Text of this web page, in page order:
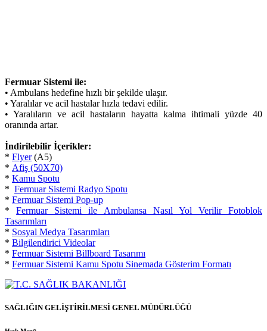
Fermuar Sistemi ile:
• Ambulans hedefine hızlı bir şekilde ulaşır.
• Yaralılar ve acil hastalar hızla tedavi edilir.
• Yaralıların ve acil hastaların hayatta kalma ihtimali yüzde 40
oranında artar.
İndirilebilir İçerikler:
* Flyer(A5)
* Afiş (50X70)
* Kamu Spotu
* Fermuar Sistemi Radyo Spotu
* Fermuar Sistemi Pop-up
*Fermuar Sistemi ile Ambulansa Nasıl Yol Verilir Fotoblok
Tasarımları
* Sosyal Medya Tasarımları
* Bilgilendirici Videolar
* Fermuar Sistemi Billboard Tasarımı
* Fermuar Sistemi Kamu Spotu Sinemada Gösterim Formatı
SAĞLIĞIN GELİŞTİRİLMESİ GENEL MÜDÜRLÜĞÜ